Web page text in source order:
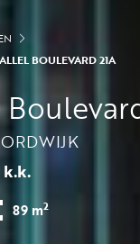
BOULEVARD 21A
k.k.
89 m2